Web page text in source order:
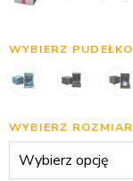
WYBIERZ PUDEŁKO
WYBIERZ ROZMIAR